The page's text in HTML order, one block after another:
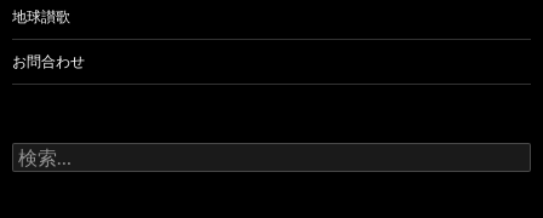
地球讃歌
お問合わせ
検
索: